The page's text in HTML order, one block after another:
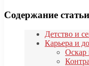
Содержание
Детство и
Карьера и
Оскар